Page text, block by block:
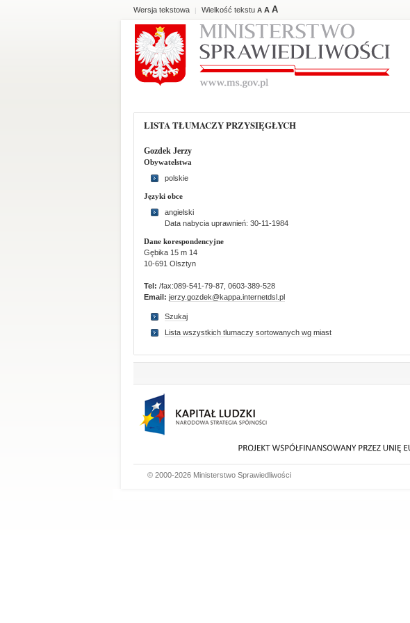
Wersja tekstowa | Wielkość tekstu A A A
LISTA TŁUMACZY PRZYSIĘGŁYCH
Gozdek Jerzy
Obywatelstwa
polskie
Języki obce
angielski
Data nabycia uprawnień: 30-11-1984
Dane korespondencyjne
Gębika 15 m 14
10-691 Olsztyn
Tel: /fax:089-541-79-87, 0603-389-528
Email: jerzy.gozdek@kappa.internetdsl.pl
Szukaj
Lista wszystkich tlumaczy sortowanych wg miast
© 2000-2026 Ministerstwo Sprawiedliwości